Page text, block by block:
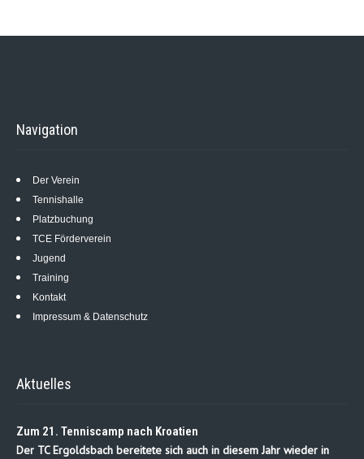
Navigation
Der Verein
Tennishalle
Platzbuchung
TCE Förderverein
Jugend
Training
Kontakt
Impressum & Datenschutz
Aktuelles
Zum 21. Tenniscamp nach Kroatien
Der TC Ergoldsbach bereitete sich auch in diesem Jahr wieder in